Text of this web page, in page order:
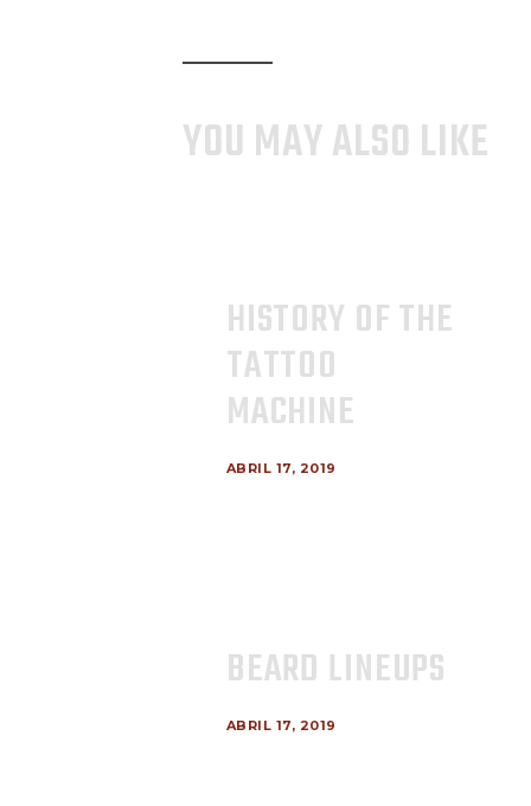
YOU MAY ALSO LIKE
HISTORY OF THE
TATTOO
MACHINE
ABRIL 17, 2019
BEARD LINEUPS
ABRIL 17, 2019